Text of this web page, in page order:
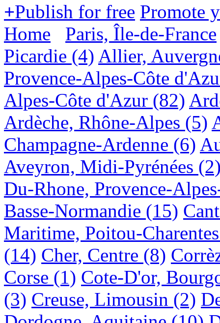
+Publish for free Promote
Home
Paris, Île-de-France
Picardie (4) Allier,
Provence-Alpes-Côte
Alpes-Côte d'Azur (82)
Ardèche, Rhône-Alpes (5)
Champagne-Ardenne (6)
Aveyron, Midi-Pyrénées
Du-Rhone, Provence-
Basse-Normandie (15)
Maritime, Poitou-Charentes
(14) Cher, Centre (8)
Corse (1) Cote-D'or,
(3) Creuse, Limousin (2)